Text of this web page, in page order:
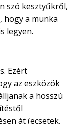
szó kesztyűkről,
hogy a munka
legyen.
Ezért
az eszközök
a hosszú
át (ecsetek,